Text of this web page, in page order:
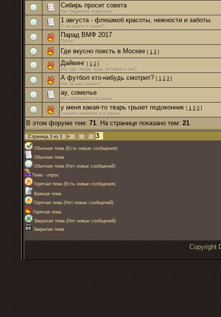
Сибирь просит совета
Как бюджетно отдохнуть
1 августа - флешмоб красоты, нежности и заботы.
А вы знали о таком?
Парад ВМФ 2017
Питер
Где вкусно поесть в Москве [ 1 2 ]
Дайвинг [ 1 2 ]
кто, где, когда, куда, истории о нас)
А футбол кто-нибудь смотрит? [ 1 2 3 ]
Кто за кого болеет?
ау, сомелье
кто разбирается в винах
у меня какая-то тварь грызет подоконник [ 1 2 3 ]
спасите помогите я в ужасе
В этом форуме тем: 71. На странице показано тем: 21.
Страница 3 из 3 « 1 2 3
Обычная тема (Есть новые сообщения)
Обычная тема
Обычная тема (Нет новых сообщений)
Тема - опрос
Горячая тема (Есть новые сообщения)
Важная тема
Горячая тема (Нет новых сообщений)
Горячая тема
Закрытая тема (Нет новых сообщений)
Закрытая тема
Copyright